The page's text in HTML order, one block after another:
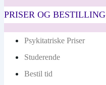
PRISER OG BESTILLING
Psykitatriske Priser
Studerende
Bestil tid